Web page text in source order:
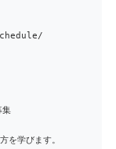
集
を学びます。